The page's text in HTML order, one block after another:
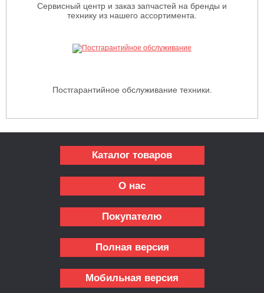
Сервисный центр и заказ запчастей на бренды и
технику из нашего ассортимента.
Постгарантийное обслуживание техники.
Каталог товаров
О нас
Покупателю
Полная версия
Мобильная версия